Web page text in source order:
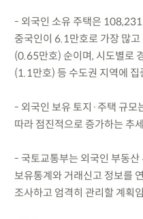
- 외국인 소유 주택은
중국인이 6.1만호로 가장 많
(0.65만호) 순이며, 시도별로
(1.1만호) 등 수도권 지역에 집
- 외국인 보유 토지·주택 규모
따라 점진적으로 증가하는 추
- 국토교통부는 외국인 부동
보유통계와 거래신고 정보를
조사하고 엄격히 관리할 계획